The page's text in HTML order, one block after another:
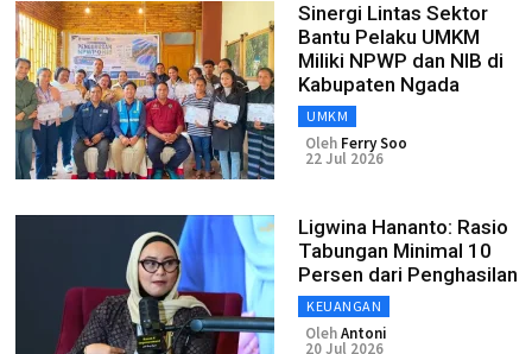
Sinergi Lintas Sektor
Bantu Pelaku UMKM
Miliki NPWP dan NIB di
Kabupaten Ngada
UMKM
Oleh Ferry Soo
22 Jul 2026
Ligwina Hananto: Rasio
Tabungan Minimal 10
Persen dari Penghasilan
KEUANGAN
OlehAntoni
20 Jul 2026